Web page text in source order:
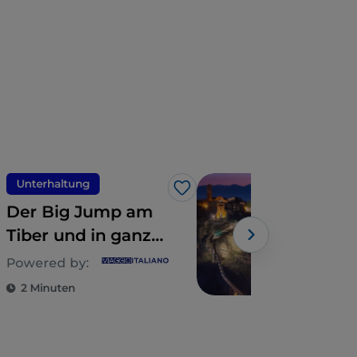
Unterhaltung
Like
Der Big Jump am
Tiber und in ganz
Europa
Powered by:
2 Minuten